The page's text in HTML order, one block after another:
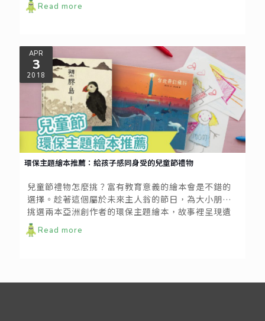
Read more
APR
3
2018
環保主題繪本推薦：給孩子感同身受的兒童節禮物
兒童節禮物怎麼挑？富有教育意義的繪本會是不錯的
選擇。趁著這個屬於未來主人翁的節日，為大小朋友
挑選兩本亞洲創作者的環保主題繪本，故事裡呈現遺
落在自然環境、以及城市的人造廢棄物，如何影響和
我們共生在這片土地上的生物們。現實的環境問題也
Read more